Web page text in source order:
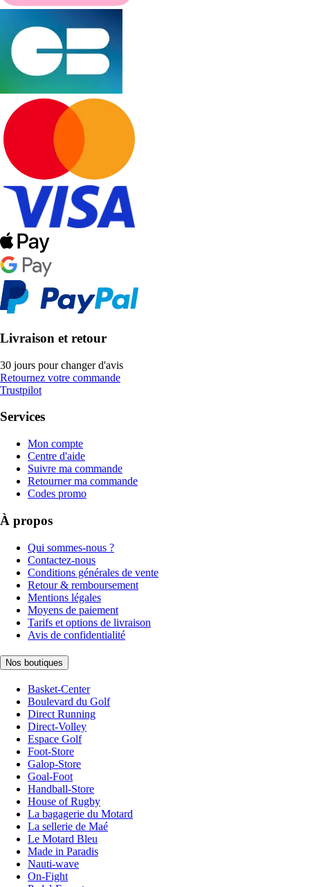
Livraison et retour
30 jours pour changer d'avis
Retournez votre commande
Trustpilot
Services
Mon compte
Centre d'aide
Suivre ma commande
Retourner ma commande
Codes promo
À propos
Qui sommes-nous ?
Contactez-nous
Conditions générales de vente
Retour & remboursement
Mentions légales
Moyens de paiement
Tarifs et options de livraison
Avis de confidentialité
Nos boutiques
Basket-Center
Boulevard du Golf
Direct Running
Direct-Volley
Espace Golf
Foot-Store
Galop-Store
Goal-Foot
Handball-Store
House of Rugby
La bagagerie du Motard
La sellerie de Maé
Le Motard Bleu
Made in Paradis
Nauti-wave
On-Fight